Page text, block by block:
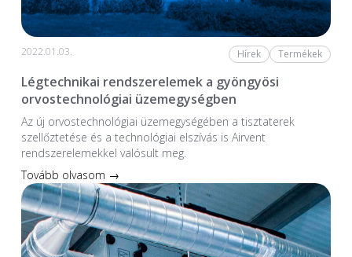
2022.01.03. Hírek Termékek
Légtechnikai rendszerelemek a gyöngyösi
orvostechnológiai üzemegységben
Az új orvostechnológiai üzem­egységében a tiszta­terek
szellőztetése és a technológiai elszívás is Airvent
rendszerelemekkel valósult meg.
Tovább olvasom →